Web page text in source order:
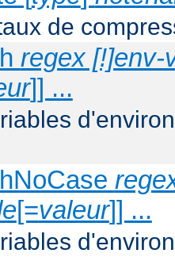
de
regex [!]env-
]] ...
[=valeur]] ...